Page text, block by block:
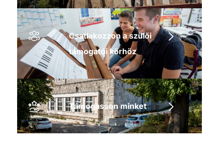
Csatlakozzon a szülői
támogatói körhöz
Támogasson minket